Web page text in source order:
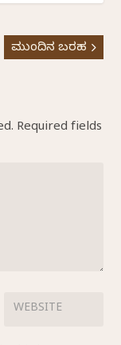
ಮುಂದಿನ ಬರಹ
Required fields